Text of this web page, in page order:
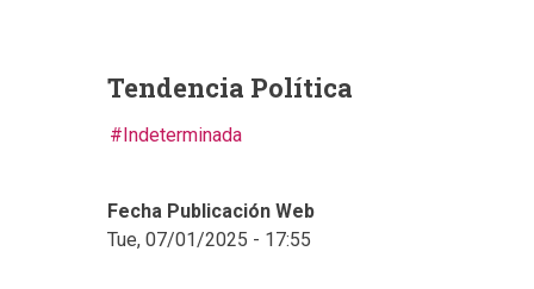
Tendencia Política
Indeterminada
Fecha Publicación Web
Tue, 07/01/2025 - 17:55